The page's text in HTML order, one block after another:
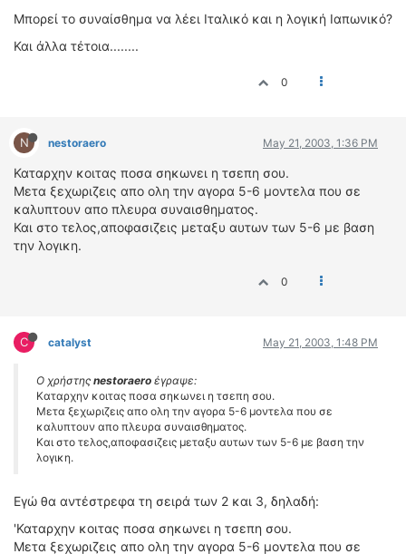
Mπορεί το συναίσθημα να λέει Ιταλικό και η λογική Ιαπωνικό?
Και άλλα τέτοια........
0
N nestoraero May 21, 2003, 1:36 PM
Καταρχην κοιτας ποσα σηκωνει η τσεπη σου.
Μετα ξεχωριζεις απο ολη την αγορα 5-6 μοντελα που σε
καλυπτουν απο πλευρα συναισθηματος.
Και στο τελος,αποφασιζεις μεταξυ αυτων των 5-6 με βαση
την λογικη.
0
C catalyst May 21, 2003, 1:48 PM
Ο χρήστης nestoraero έγραψε:
Καταρχην κοιτας ποσα σηκωνει η τσεπη σου.
Μετα ξεχωριζεις απο ολη την αγορα 5-6 μοντελα που σε
καλυπτουν απο πλευρα συναισθηματος.
Και στο τελος,αποφασιζεις μεταξυ αυτων των 5-6 με βαση την
λογικη.
Εγώ θα αντέστρεφα τη σειρά των 2 και 3, δηλαδή:
'Καταρχην κοιτας ποσα σηκωνει η τσεπη σου.
Μετα ξεχωριζεις απο ολη την αγορα 5-6 μοντελα που σε